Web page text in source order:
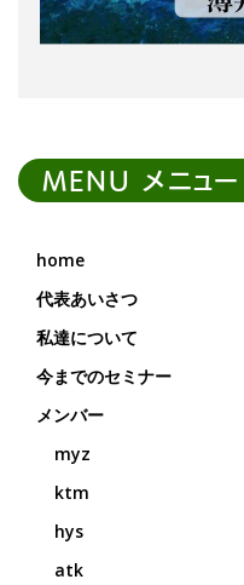
MENU メニュー
home
代表あいさつ
私達について
今までのセミナー
メンバー
myz
ktm
hys
atk